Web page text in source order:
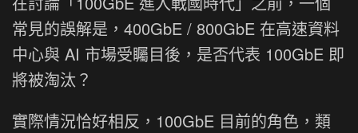
常見的誤解是，400GbE / 800GbE 在高速資料
中心與 AI 市場受矚目後，是否代表 100GbE 即
將被淘汰？
實際情況恰好相反，100GbE 目前的角色，類